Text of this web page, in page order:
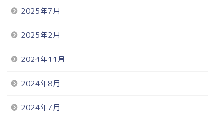
2025年7月
2025年2月
2024年11月
2024年8月
2024年7月